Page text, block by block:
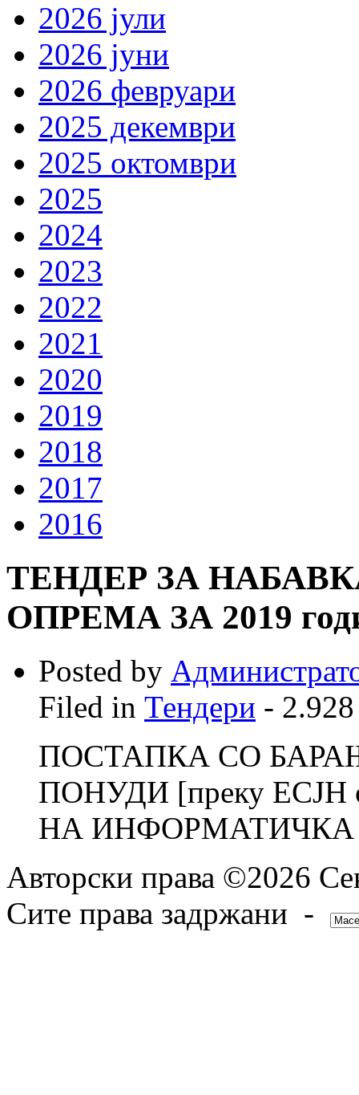
2026 јули
2026 јуни
2026 февруари
2025 декември
2025 октомври
2025
2024
2023
2022
2021
2020
2019
2018
2017
2016
ТЕНДЕР ЗА
ОПРЕМА ЗА 2019
Posted by
Filed in Тендери -
ПОСТАПКА СО
ПОНУДИ [преку ЕСЈН
НА ИНФОРМАТИЧКА
Авторски права ©2026
Сите права задржани -